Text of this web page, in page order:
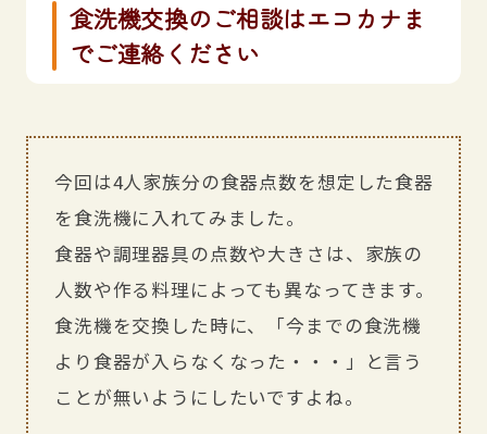
食洗機交換のご相談はエコカナま
でご連絡ください
今回は4人家族分の食器点数を想定した食器
を食洗機に入れてみました。
食器や調理器具の点数や大きさは、家族の
人数や作る料理によっても異なってきます。
食洗機を交換した時に、「今までの食洗機
より食器が入らなくなった・・・」と言う
ことが無いようにしたいですよね。